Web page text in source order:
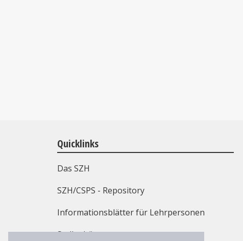
Quicklinks
Das SZH
SZH/CSPS - Repository
Informationsblätter für Lehrpersonen
Stellenbörse